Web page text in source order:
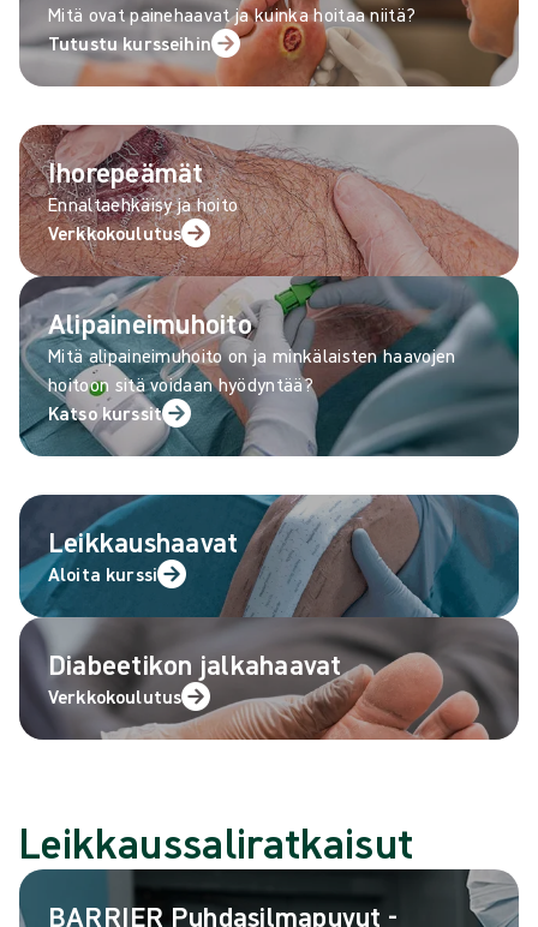
Mitä ovat painehaavat ja kuinka hoitaa niitä?
Tutustu kursseihin
Ihorepeämät
Ennaltaehkäisy ja hoito
Verkkokoulutus
Alipaineimuhoito
Mitä alipaineimuhoito on ja minkälaisten haavojen
hoitoon sitä voidaan hyödyntää?
Katso kurssit
Leikkaushaavat
Aloita kurssi
Diabeetikon jalkahaavat
Verkkokoulutus
Leikkaussaliratkaisut
BARRIER Puhdasilmapuvut -